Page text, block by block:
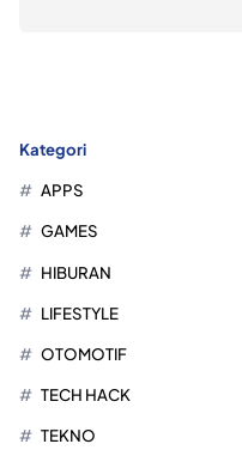
Kategori
APPS
GAMES
HIBURAN
LIFESTYLE
OTOMOTIF
TECH HACK
TEKNO